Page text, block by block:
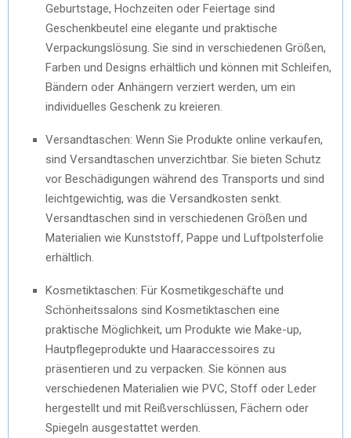
Geburtstage, Hochzeiten oder Feiertage sind
Geschenkbeutel eine elegante und praktische
Verpackungslösung. Sie sind in verschiedenen Größen,
Farben und Designs erhältlich und können mit Schleifen,
Bändern oder Anhängern verziert werden, um ein
individuelles Geschenk zu kreieren.
Versandtaschen: Wenn Sie Produkte online verkaufen,
sind Versandtaschen unverzichtbar. Sie bieten Schutz
vor Beschädigungen während des Transports und sind
leichtgewichtig, was die Versandkosten senkt.
Versandtaschen sind in verschiedenen Größen und
Materialien wie Kunststoff, Pappe und Luftpolsterfolie
erhältlich.
Kosmetiktaschen: Für Kosmetikgeschäfte und
Schönheitssalons sind Kosmetiktaschen eine
praktische Möglichkeit, um Produkte wie Make-up,
Hautpflegeprodukte und Haaraccessoires zu
präsentieren und zu verpacken. Sie können aus
verschiedenen Materialien wie PVC, Stoff oder Leder
hergestellt und mit Reißverschlüssen, Fächern oder
Spiegeln ausgestattet werden.